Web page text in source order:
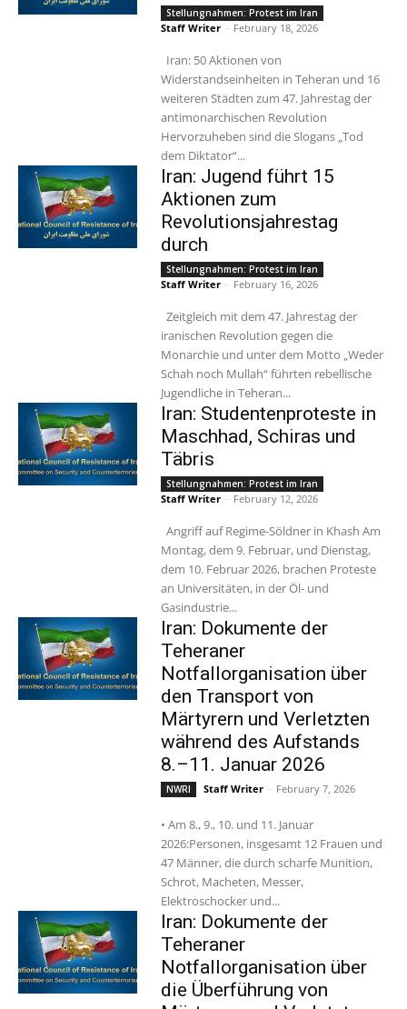
Stellungnahmen: Protest im Iran
Staff Writer - February 18, 2026
Widerstandseinheiten in Teheran und 16
weiteren Städten zum 47. Jahrestag der
antimonarchischen Revolution
Hervorzuheben sind die Slogans „Tod
dem Diktator“...
Iran: Jugend führt 15
Aktionen zum
Revolutionsjahrestag
durch
Stellungnahmen: Protest im Iran
Staff Writer - February 16, 2026
iranischen Revolution gegen die
Monarchie und unter dem Motto „Weder
Schah noch Mullah“ führten rebellische
Jugendliche in Teheran...
Iran: Studentenproteste in
Maschhad, Schiras und
Täbris
Stellungnahmen: Protest im Iran
Staff Writer - February 12, 2026
Montag, dem 9. Februar, und Dienstag,
dem 10. Februar 2026, brachen Proteste
an Universitäten, in der Öl- und
Gasindustrie...
Iran: Dokumente der
Teheraner
Notfallorganisation über
den Transport von
Märtyrern und Verletzten
während des Aufstands
8.–11. Januar 2026
NWRI Staff Writer - February 7, 2026
• Am 8., 9., 10. und 11. Januar
2026:Personen, insgesamt 12 Frauen und
47 Männer, die durch scharfe Munition,
Schrot, Macheten, Messer,
Elektroschocker und...
Iran: Dokumente der
Teheraner
Notfallorganisation über
die Überführung von